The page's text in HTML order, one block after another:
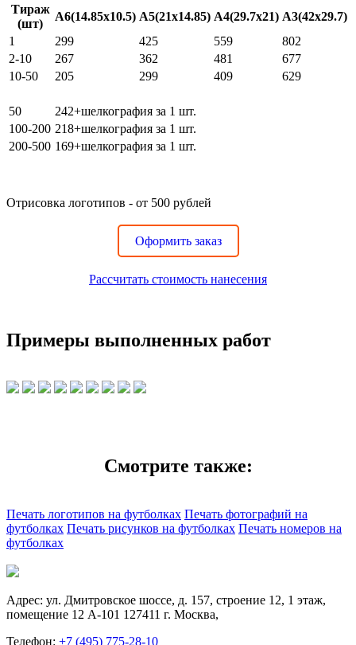
Тираж
(шт)
A6(14.85x10.5) A5(21x14.85) A4(29.7x21) A3(42x29.7)
1
299 425 559
802
2-10
267 362 481
677
10-50
205 299 409
629
50
242+шелкография за 1 шт.
100-200 218+шелкография за 1 шт.
200-500 169+шелкография за 1 шт.
Отрисовка логотипов - от 500 рублей
Оформить заказ
Рассчитать стоимость нанесения
Примеры выполненных работ
Смотрите также:
Печать логотипов на футболках Печать фотографий на
футболках Печать рисунков на футболках Печать номеров на
футболках
Адрес: ул. Дмитровское шоссе, д. 157, строение 12, 1 этаж,
помещение 12 А-101 127411 г. Москва,
Телефон: +7 (495) 775-28-10